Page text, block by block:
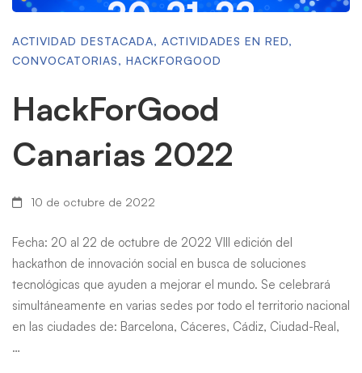
ACTIVIDAD DESTACADA, ACTIVIDADES EN RED,
CONVOCATORIAS, HACKFORGOOD
HackForGood
Canarias 2022
10 de octubre de 2022
Fecha: 20 al 22 de octubre de 2022 VIII edición del
hackathon de innovación social en busca de soluciones
tecnológicas que ayuden a mejorar el mundo. Se celebrará
simultáneamente en varias sedes por todo el territorio nacional
en las ciudades de: Barcelona, Cáceres, Cádiz, Ciudad-Real,
…